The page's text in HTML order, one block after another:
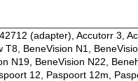
(adapter), Accutorr 3,
T8, BeneVision N1,
N19, BeneVision N22,
12, Paspoort 12m,